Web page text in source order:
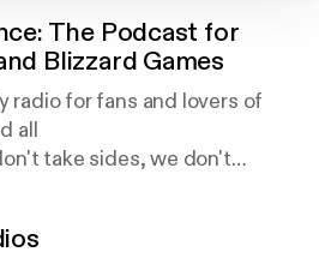
The Podcast for
Blizzard Games
radio for fans and lovers of
all
take sides, we don't
you want and need for